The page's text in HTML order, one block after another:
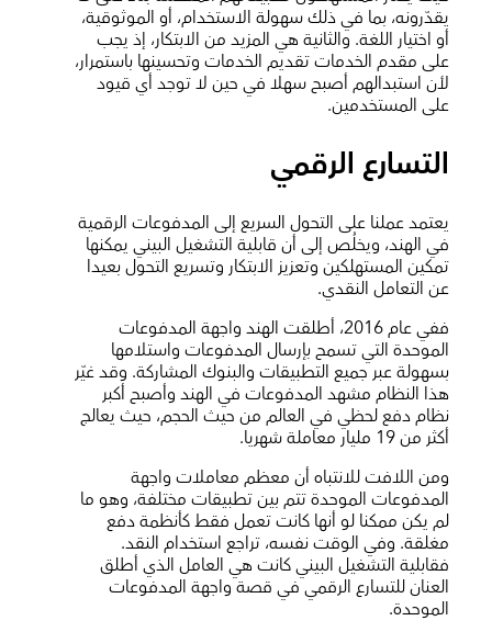
يقدّرونه، بما في ذلك سهولة الاستخدام، أو الموثوقية،
أو اختيار اللغة. والثانية هي المزيد من الابتكار، إذ يجب
على مقدم الخدمات تقديم الخدمات وتحسينها باستمرار،
لأن استبدالهم أصبح سهلا في حين لا توجد أي قيود
على المستخدمين.
التسارع الرقمي
يعتمد عملنا على التحول السريع إلى المدفوعات الرقمية
في الهند، ويخلُص إلى أن قابلية التشغيل البيني يمكنها
تمكين المستهلكين وتعزيز الابتكار وتسريع التحول بعيدا
عن التعامل النقدي.
ففي عام 2016، أطلقت الهند واجهة المدفوعات
الموحدة التي تسمح بإرسال المدفوعات واستلامها
بسهولة عبر جميع التطبيقات والبنوك المشاركة. وقد غيّر
هذا النظام مشهد المدفوعات في الهند وأصبح أكبر
نظام دفع لحظي في العالم من حيث الحجم، حيث يعالج
أكثر من 19 مليار معاملة شهريا.
ومن اللافت للانتباه أن معظم معاملات واجهة
المدفوعات الموحدة تتم بين تطبيقات مختلفة، وهو ما
لم يكن ممكنا لو أنها كانت تعمل فقط كأنظمة دفع
مغلقة. وفي الوقت نفسه، تراجع استخدام النقد.
فقابلية التشغيل البيني كانت هي العامل الذي أطلق
العنان للتسارع الرقمي في قصة واجهة المدفوعات
الموحدة.